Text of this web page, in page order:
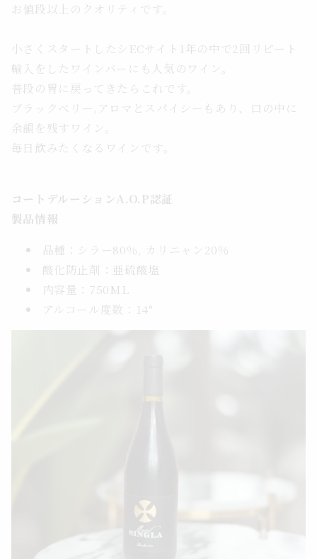
お値段以上のクオリティです。
小さくスタートしたシECサイト1年の中で2回リピート
輸入をしたワインバーにも人気のワイン。
普段の胃に戻ってきたらこれです。
ブラックベリー,アロマとスパイシーもあり、口の中に
余韻を残すワイン。
毎日飲みたくなるワインです。
コートデルーションA.O.P認証
製品情報
品種：シラー80％, カリニャン20％
酸化防止剤：亜硫酸塩
内容量：750ML
アルコール度数：14°